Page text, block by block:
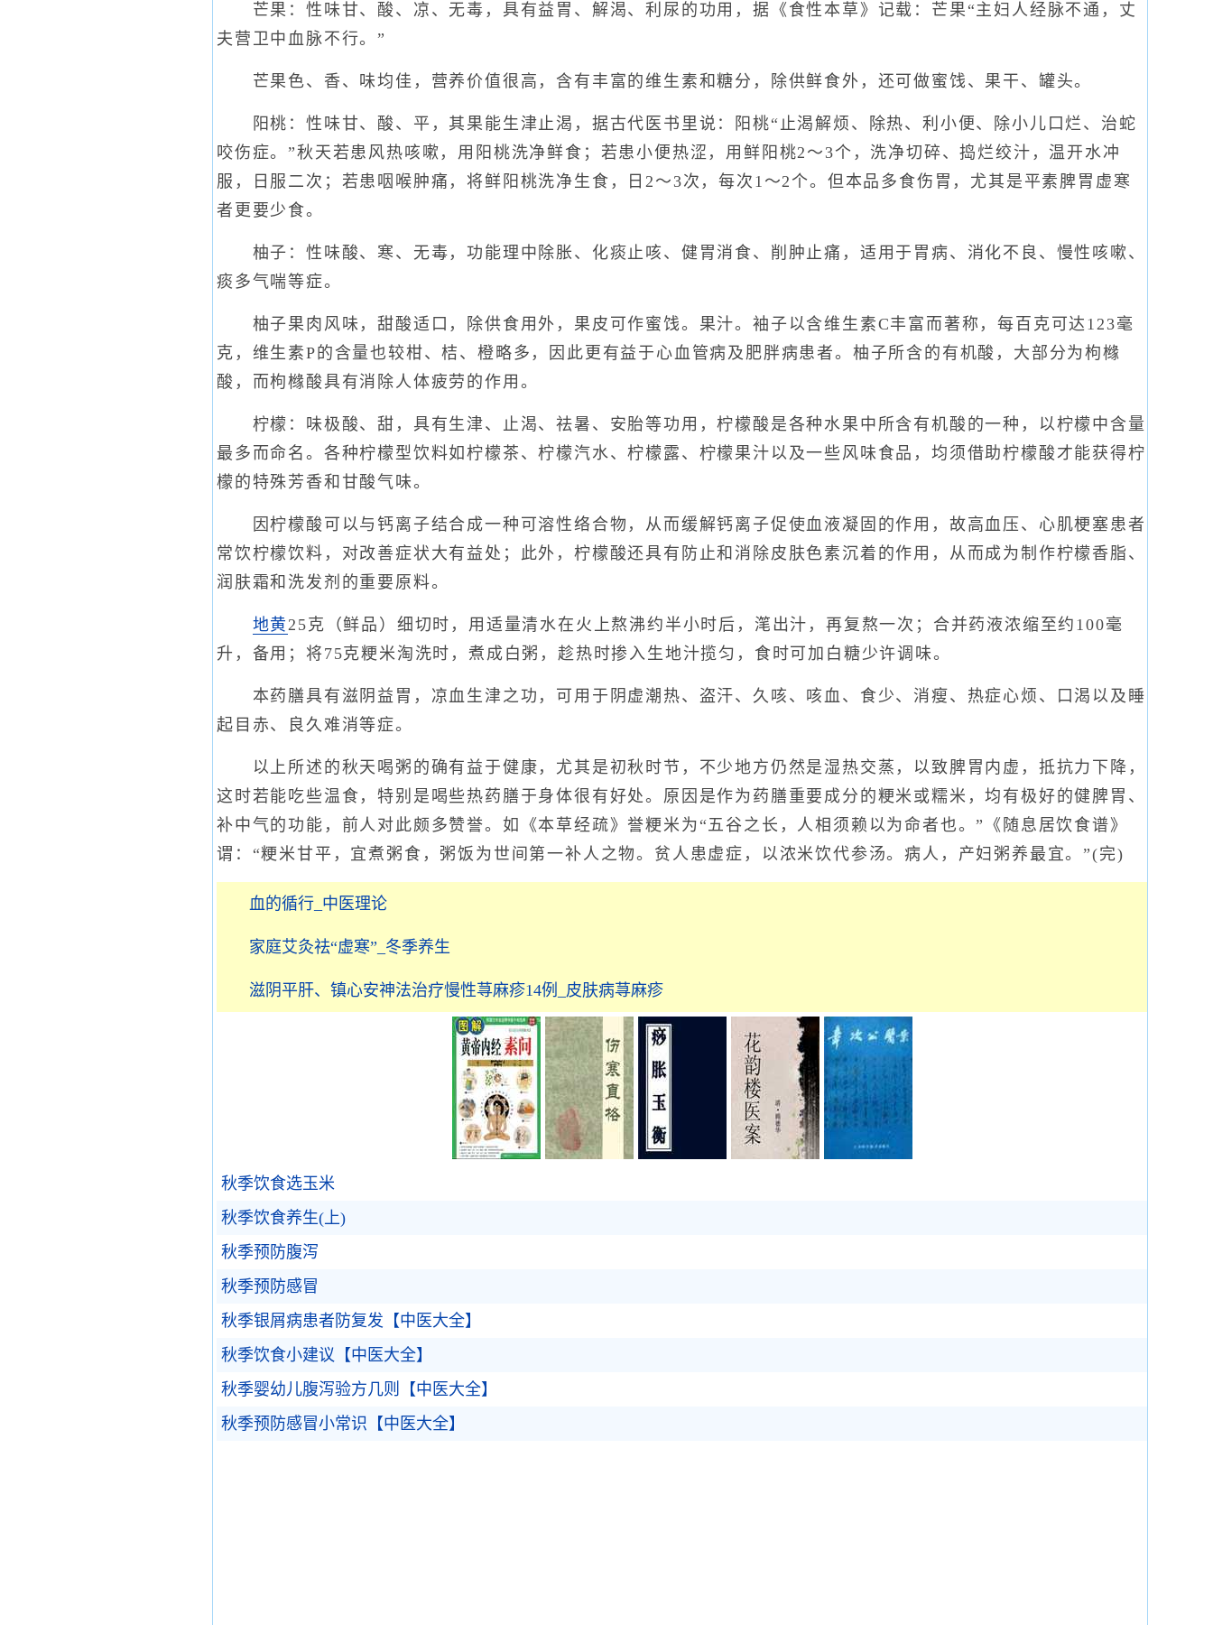
芒果：性味甘、酸、凉、无毒，具有益胃、解渴、利尿的功用，据《食性本草》记载：芒果“主妇人经脉不通，丈
夫营卫中血脉不行。”
芒果色、香、味均佳，营养价值很高，含有丰富的维生素和糖分，除供鲜食外，还可做蜜饯、果干、罐头。
阳桃：性味甘、酸、平，其果能生津止渴，据古代医书里说：阳桃“止渴解烦、除热、利小便、除小儿口烂、治蛇
咬伤症。”秋天若患风热咳嗽，用阳桃洗净鲜食；若患小便热涩，用鲜阳桃2～3个，洗净切碎、捣烂绞汁，温开水冲
服，日服二次；若患咽喉肿痛，将鲜阳桃洗净生食，日2～3次，每次1～2个。但本品多食伤胃，尤其是平素脾胃虚寒
者更要少食。
柚子：性味酸、寒、无毒，功能理中除胀、化痰止咳、健胃消食、削肿止痛，适用于胃病、消化不良、慢性咳嗽、
痰多气喘等症。
柚子果肉风味，甜酸适口，除供食用外，果皮可作蜜饯。果汁。袖子以含维生素C丰富而著称，每百克可达123毫
克，维生素P的含量也较柑、桔、橙略多，因此更有益于心血管病及肥胖病患者。柚子所含的有机酸，大部分为枸橼
酸，而枸橼酸具有消除人体疲劳的作用。
柠檬：味极酸、甜，具有生津、止渴、祛暑、安胎等功用，柠檬酸是各种水果中所含有机酸的一种，以柠檬中含量
最多而命名。各种柠檬型饮料如柠檬茶、柠檬汽水、柠檬露、柠檬果汁以及一些风味食品，均须借助柠檬酸才能获得柠
檬的特殊芳香和甘酸气味。
因柠檬酸可以与钙离子结合成一种可溶性络合物，从而缓解钙离子促使血液凝固的作用，故高血压、心肌梗塞患者
常饮柠檬饮料，对改善症状大有益处；此外，柠檬酸还具有防止和消除皮肤色素沉着的作用，从而成为制作柠檬香脂、
润肤霜和洗发剂的重要原料。
地黄25克（鲜品）细切时，用适量清水在火上熬沸约半小时后，滗出汁，再复熬一次；合并药液浓缩至约100毫
升，备用；将75克粳米淘洗时，煮成白粥，趁热时掺入生地汁揽匀，食时可加白糖少许调味。
本药膳具有滋阴益胃，凉血生津之功，可用于阴虚潮热、盗汗、久咳、咳血、食少、消瘦、热症心烦、口渴以及睡
起目赤、良久难消等症。
以上所述的秋天喝粥的确有益于健康，尤其是初秋时节，不少地方仍然是湿热交蒸，以致脾胃内虚，抵抗力下降，
这时若能吃些温食，特别是喝些热药膳于身体很有好处。原因是作为药膳重要成分的粳米或糯米，均有极好的健脾胃、
补中气的功能，前人对此颇多赞誉。如《本草经疏》誉粳米为“五谷之长，人相须赖以为命者也。”《随息居饮食谱》
谓：“粳米甘平，宜煮粥食，粥饭为世间第一补人之物。贫人患虚症，以浓米饮代参汤。病人，产妇粥养最宜。”(完)
血的循行_中医理论
家庭艾灸祛“虚寒”_冬季养生
滋阴平肝、镇心安神法治疗慢性荨麻疹14例_皮肤病荨麻疹
秋季饮食选玉米
秋季饮食养生(上)
秋季预防腹泻
秋季预防感冒
秋季银屑病患者防复发【中医大全】
秋季饮食小建议【中医大全】
秋季婴幼儿腹泻验方几则【中医大全】
秋季预防感冒小常识【中医大全】